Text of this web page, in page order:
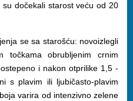
dočekali starost veću od 20
se sa starošću: novoizlegli
točkama obrubljenim crnim
i nakon otprilike 1,5 -
s plavim ili ljubičasto-plavim
varira od intenzivno zelene